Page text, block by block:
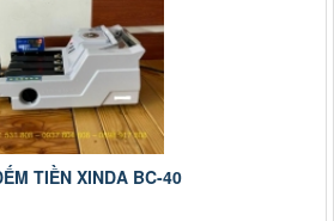
TIỀN XINDA BC-40